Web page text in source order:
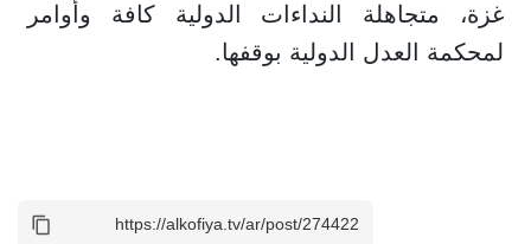
غزة، متجاهلة النداءات الدولية كافة وأوامر
لمحكمة العدل الدولية بوقفها.